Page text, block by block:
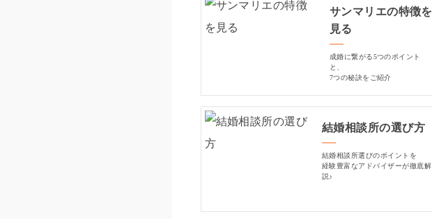
サンマリエの特徴を
見る
成婚に繋がる5つのポイント
と、
7つの秘訣をご紹介
結婚相談所の選び方
結婚相談所選びのポイントを
経験豊富なアドバイザーが徹底解
説♪